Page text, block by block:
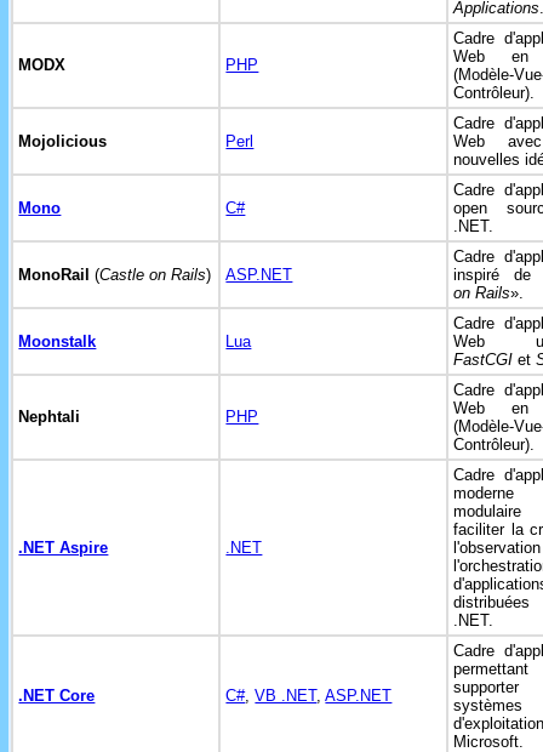
Applications
MODX PHP
Cadre
Web
(Modèle-
Contrôleur).
Mojolicious Perl
Cadre
Web
nouvelles
Mono C#
Cadre
open
.NET.
MonoRail (Castle on Rails) ASP.NET
Cadre
inspiré de
on Rails».
Moonstalk Lua
Cadre
Web
FastCGI et
Nephtali PHP
Cadre
Web
(Modèle-
Contrôleur).
.NET Aspire .NET
Cadre
faciliter la
.NET.
.NET Core C#,VB .NET,ASP.NET
Cadre
systèmes
Microsoft.